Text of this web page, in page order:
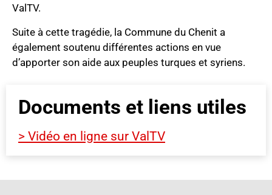
ValTV.
Suite à cette tragédie, la Commune du Chenit a
également soutenu différentes actions en vue
d’apporter son aide aux peuples turques et syriens.
Documents et liens utiles
> Vidéo en ligne sur ValTV